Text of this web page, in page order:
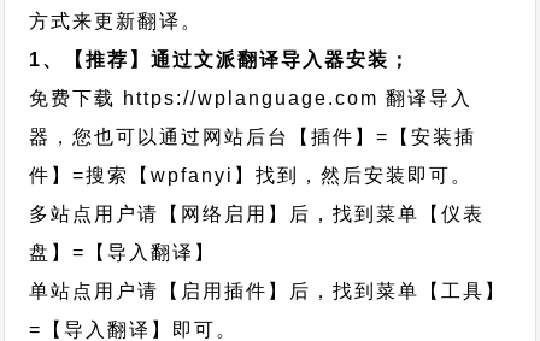
方式来更新翻译。
1、【推荐】通过文派翻译导入器安装；
免费下载 https://wplanguage.com 翻译导入
器，您也可以通过网站后台【插件】=【安装插
件】=搜索【wpfanyi】找到，然后安装即可。
多站点用户请【网络启用】后，找到菜单【仪表
盘】=【导入翻译】
单站点用户请【启用插件】后，找到菜单【工具】
=【导入翻译】即可。